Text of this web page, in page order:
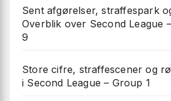
Sent afgørelser, straffespark
Overblik over Second League
9
Store cifre, straffescener og
i Second League – Group 1